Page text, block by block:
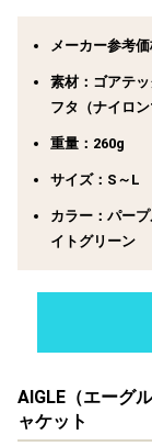
メーカー参考
素材：ゴアテ
フタ（ナイロン
重量：260g
サイズ：S～L
カラー：パー
イトグリーン
AIGLE（エーグ
ャケット